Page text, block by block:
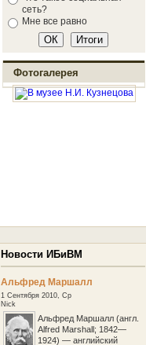
III Международная
природных ресурсов»
III Международная
проведения: Тюменский
сельско-хозяйственная
Nick 03 Апр 2012 Просмотров:43
сеть?
Мне все равно
Фотогалерея
Новости ИБиВМ
Альфред Маршалл
1 Сентября 2010, Ср
Nick
Альфред Маршалл (англ.
Alfred Marshall; 1842—
1924) — английский